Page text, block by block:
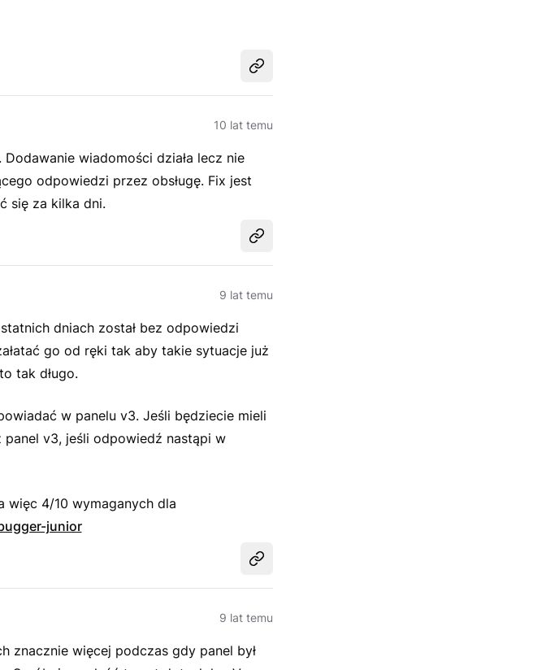
Udostępnij
10 lat temu
wiadomości działa lecz nie
odpowiedzi przez obsługę. Fix jest
się za kilka dni.
Udostępnij
9 lat temu
dniach został bez odpowiedzi
go od ręki tak aby takie sytuacje już
tak długo.
w panelu v3. Jeśli będziecie mieli
v3, jeśli odpowiedź nastąpi w
więc 4/10 wymaganych dla
junior
Udostępnij
9 lat temu
znacznie więcej podczas gdy panel był